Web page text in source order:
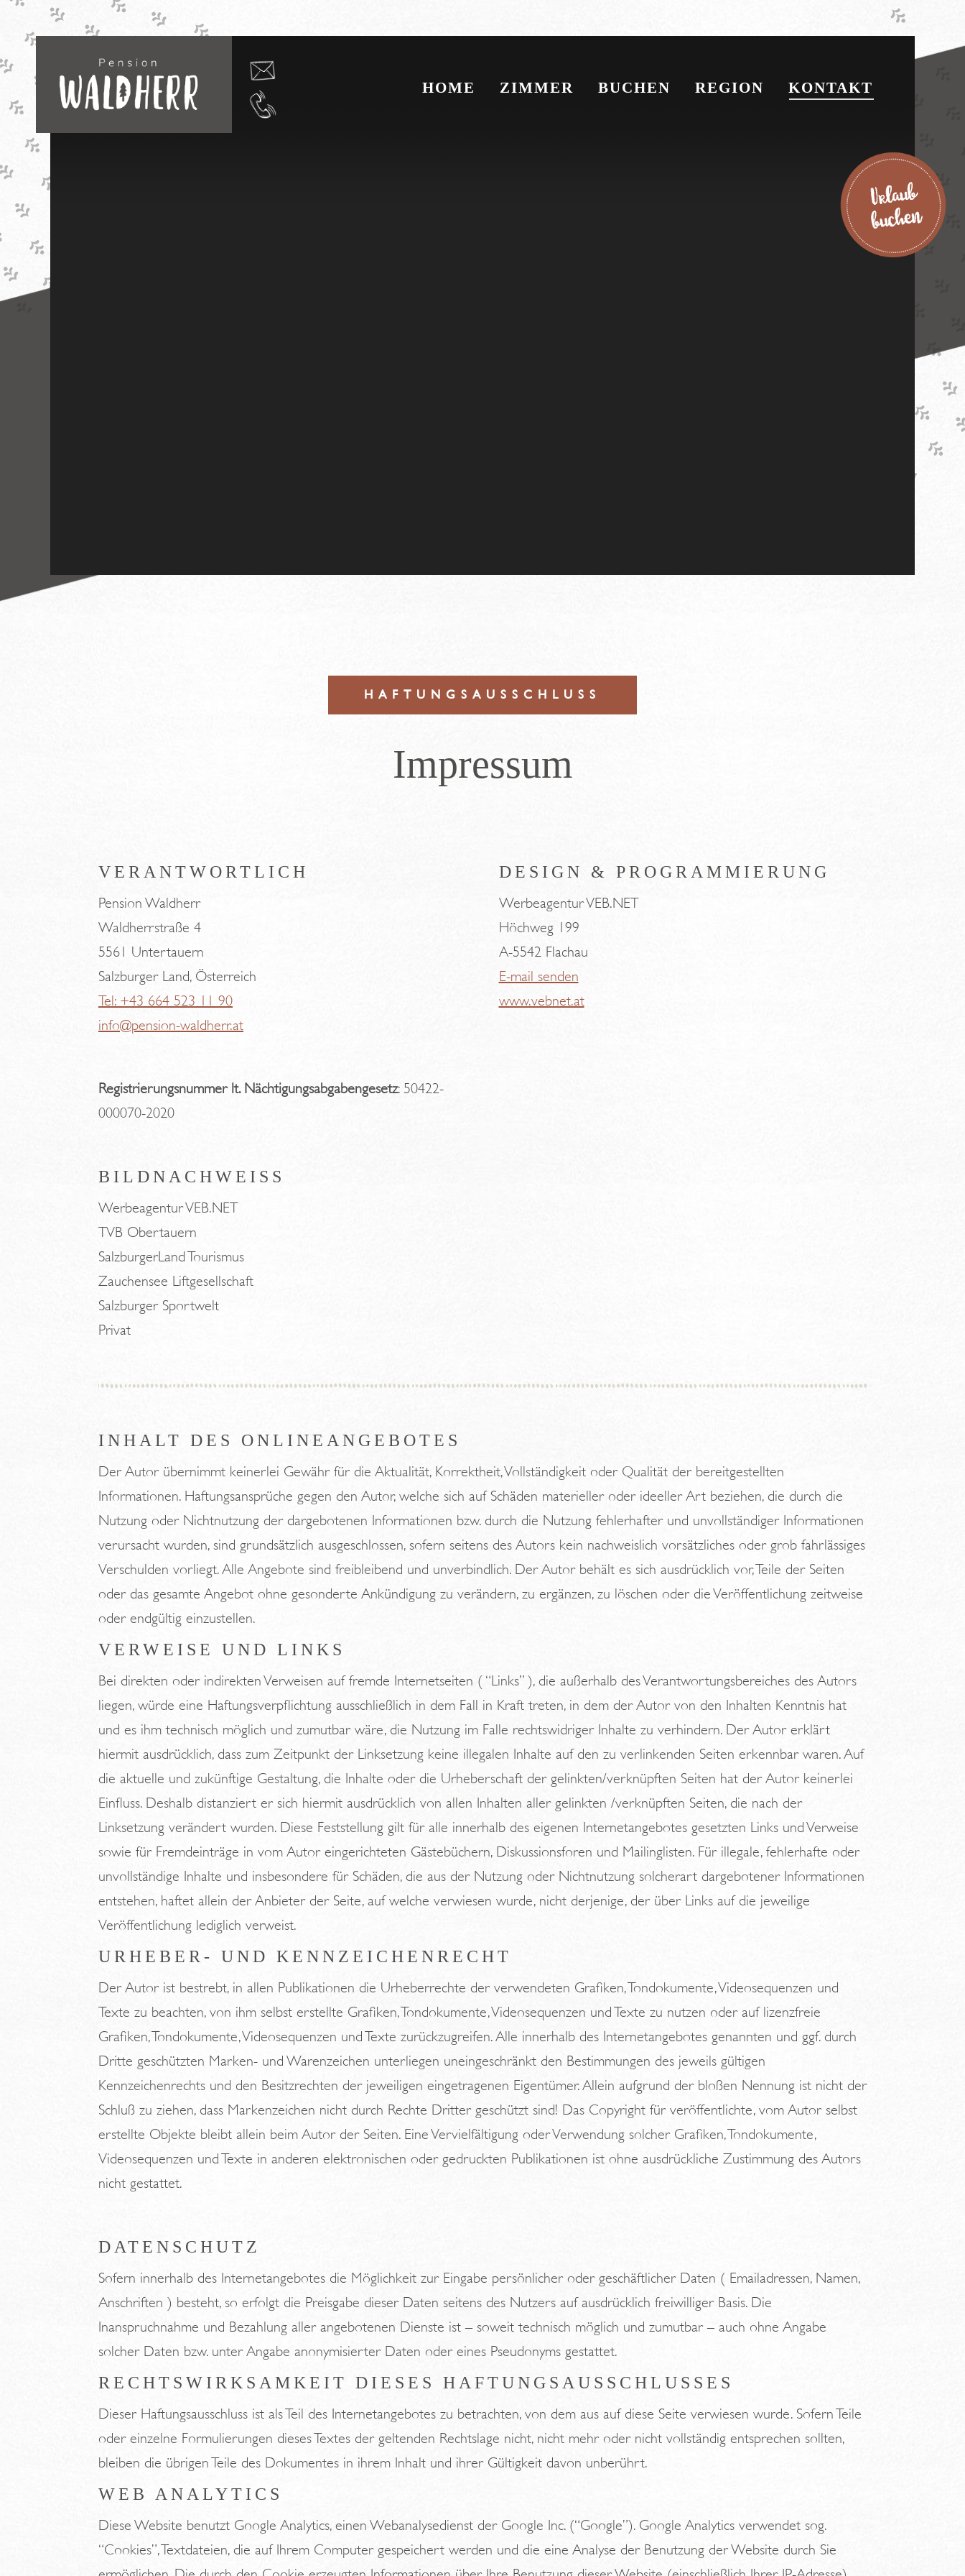
HOME ZIMMER BUCHEN REGION KONTAKT
HAFTUNGSAUSSCHLUSS
Impressum
VERANTWORTLICH
Pension Waldherr
Waldherrstraße 4
5561 Untertauern
Salzburger Land, Österreich
Tel: +43 664 523 11 90
info@pension-waldherr.at
Registrierungsnummer lt. Nächtigungsabgabengesetz: 50422-
000070-2020
BILDNACHWEISS
Werbeagentur VEB.NET
TVB Obertauern
SalzburgerLand Tourismus
Zauchensee Liftgesellschaft
Salzburger Sportwelt
Privat
DESIGN & PROGRAMMIERUNG
Werbeagentur VEB.NET
Höchweg 199
A-5542 Flachau
E-mail senden
www.vebnet.at
INHALT DES ONLINEANGEBOTES
Der Autor übernimmt keinerlei Gewähr für die Aktualität, Korrektheit, Vollständigkeit oder Qualität der bereitgestellten
Informationen. Haftungsansprüche gegen den Autor, welche sich auf Schäden materieller oder ideeller Art beziehen, die durch die
Nutzung oder Nichtnutzung der dargebotenen Informationen bzw. durch die Nutzung fehlerhafter und unvollständiger Informationen
verursacht wurden, sind grundsätzlich ausgeschlossen, sofern seitens des Autors kein nachweislich vorsätzliches oder grob fahrlässiges
Verschulden vorliegt. Alle Angebote sind freibleibend und unverbindlich. Der Autor behält es sich ausdrücklich vor, Teile der Seiten
oder das gesamte Angebot ohne gesonderte Ankündigung zu verändern, zu ergänzen, zu löschen oder die Veröffentlichung zeitweise
oder endgültig einzustellen.
VERWEISE UND LINKS
Bei direkten oder indirekten Verweisen auf fremde Internetseiten ( “Links” ), die außerhalb des Verantwortungsbereiches des Autors
liegen, würde eine Haftungsverpflichtung ausschließlich in dem Fall in Kraft treten, in dem der Autor von den Inhalten Kenntnis hat
und es ihm technisch möglich und zumutbar wäre, die Nutzung im Falle rechtswidriger Inhalte zu verhindern. Der Autor erklärt
hiermit ausdrücklich, dass zum Zeitpunkt der Linksetzung keine illegalen Inhalte auf den zu verlinkenden Seiten erkennbar waren. Auf
die aktuelle und zukünftige Gestaltung, die Inhalte oder die Urheberschaft der gelinkten/verknüpften Seiten hat der Autor keinerlei
Einfluss. Deshalb distanziert er sich hiermit ausdrücklich von allen Inhalten aller gelinkten /verknüpften Seiten, die nach der
Linksetzung verändert wurden. Diese Feststellung gilt für alle innerhalb des eigenen Internetangebotes gesetzten Links und Verweise
sowie für Fremdeinträge in vom Autor eingerichteten Gästebüchern, Diskussionsforen und Mailinglisten. Für illegale, fehlerhafte oder
unvollständige Inhalte und insbesondere für Schäden, die aus der Nutzung oder Nichtnutzung solcherart dargebotener Informationen
entstehen, haftet allein der Anbieter der Seite, auf welche verwiesen wurde, nicht derjenige, der über Links auf die jeweilige
Veröffentlichung lediglich verweist.
URHEBER- UND KENNZEICHENRECHT
Der Autor ist bestrebt, in allen Publikationen die Urheberrechte der verwendeten Grafiken, Tondokumente, Videosequenzen und
Texte zu beachten, von ihm selbst erstellte Grafiken, Tondokumente, Videosequenzen und Texte zu nutzen oder auf lizenzfreie
Grafiken, Tondokumente, Videosequenzen und Texte zurückzugreifen. Alle innerhalb des Internetangebotes genannten und ggf. durch
Dritte geschützten Marken- und Warenzeichen unterliegen uneingeschränkt den Bestimmungen des jeweils gültigen
Kennzeichenrechts und den Besitzrechten der jeweiligen eingetragenen Eigentümer. Allein aufgrund der bloßen Nennung ist nicht der
Schluß zu ziehen, dass Markenzeichen nicht durch Rechte Dritter geschützt sind! Das Copyright für veröffentlichte, vom Autor selbst
erstellte Objekte bleibt allein beim Autor der Seiten. Eine Vervielfältigung oder Verwendung solcher Grafiken, Tondokumente,
Videosequenzen und Texte in anderen elektronischen oder gedruckten Publikationen ist ohne ausdrückliche Zustimmung des Autors
nicht gestattet.
DATENSCHUTZ
Sofern innerhalb des Internetangebotes die Möglichkeit zur Eingabe persönlicher oder geschäftlicher Daten ( Emailadressen, Namen,
Anschriften ) besteht, so erfolgt die Preisgabe dieser Daten seitens des Nutzers auf ausdrücklich freiwilliger Basis. Die
Inanspruchnahme und Bezahlung aller angebotenen Dienste ist – soweit technisch möglich und zumutbar – auch ohne Angabe
solcher Daten bzw. unter Angabe anonymisierter Daten oder eines Pseudonyms gestattet.
RECHTSWIRKSAMKEIT DIESES HAFTUNGSAUSSCHLUSSES
Dieser Haftungsausschluss ist als Teil des Internetangebotes zu betrachten, von dem aus auf diese Seite verwiesen wurde. Sofern Teile
oder einzelne Formulierungen dieses Textes der geltenden Rechtslage nicht, nicht mehr oder nicht vollständig entsprechen sollten,
bleiben die übrigen Teile des Dokumentes in ihrem Inhalt und ihrer Gültigkeit davon unberührt.
WEB ANALYTICS
Diese Website benutzt Google Analytics, einen Webanalysedienst der Google Inc. (“Google”). Google Analytics verwendet sog.
“Cookies”, Textdateien, die auf Ihrem Computer gespeichert werden und die eine Analyse der Benutzung der Website durch Sie